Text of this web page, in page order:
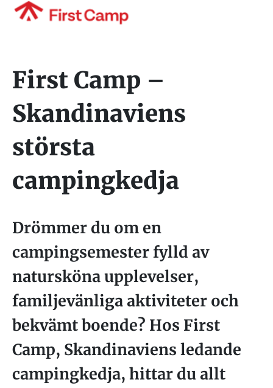
First Camp –
Skandinaviens
största
campingkedja
Drömmer du om en
campingsemester fylld av
natursköna upplevelser,
familjevänliga aktiviteter och
bekvämt boende? Hos First
Camp, Skandinaviens ledande
campingkedja, hittar du allt